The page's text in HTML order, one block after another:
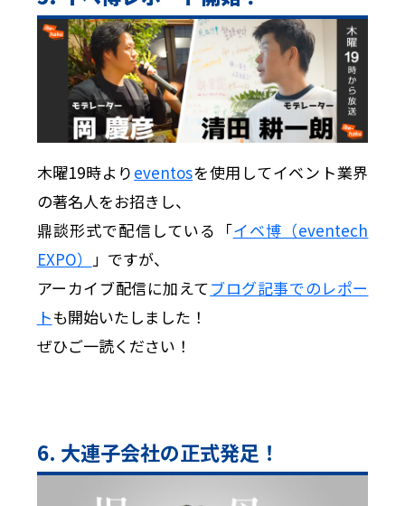
木曜19時より eventosを使用してイベント業界
の著名人をお招きし、
鼎談形式で配信している「イベ博（eventech
EXPO） 」ですが、
アーカイブ配信に加えてブログ記事でのレポー
トも開始いたしました！
ぜひご一読ください！
6. 大連子会社の正式発足！